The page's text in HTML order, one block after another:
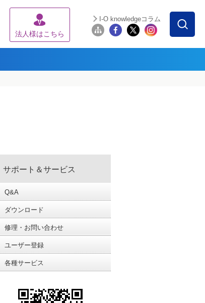
法人様はこちら
I-O knowledgeコラム
サポート＆サービス
Q&A
ダウンロード
修理・お問い合わせ
ユーザー登録
各種サービス